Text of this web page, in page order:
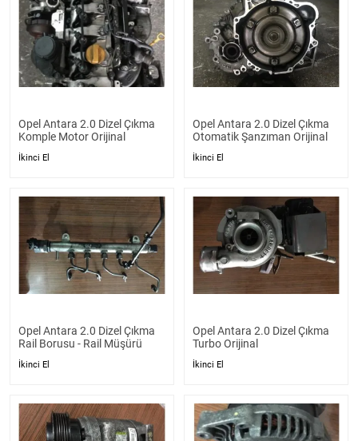
Opel Antara 2.0 Dizel Çıkma
Komple Motor Orijinal
İkinci El
Opel Antara 2.0 Dizel Çıkma
Otomatik Şanzıman Orijinal
İkinci El
Opel Antara 2.0 Dizel Çıkma
Rail Borusu - Rail Müşürü
İkinci El
Opel Antara 2.0 Dizel Çıkma
Turbo Orijinal
İkinci El